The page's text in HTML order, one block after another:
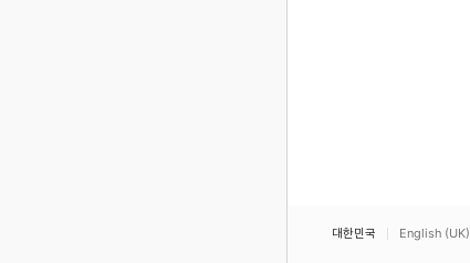
대한민국 English (UK)